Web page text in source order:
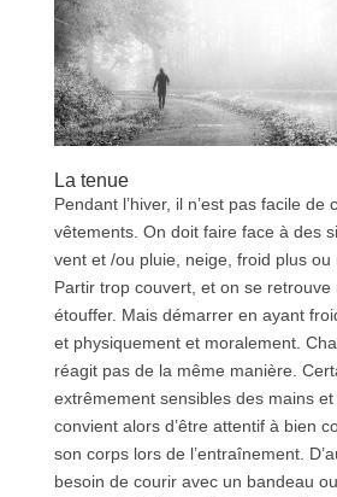
La tenue
Pendant l’hiver, il n’est pas facile de
vêtements. On doit faire face à des
vent et /ou pluie, neige, froid plus ou
Partir trop couvert, et on se retrouve
étouffer. Mais démarrer en ayant
et physiquement et moralement.
réagit pas de la même manière.
extrêmement sensibles des mains
convient alors d’être attentif à bien
son corps lors de l’entraînement.
besoin de courir avec un bandeau